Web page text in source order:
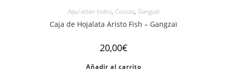
Aquí están todos, Cosicas, Gangzaï
Caja de Hojalata Aristo Fish – Gangzaï
20,00€
Añadir al carrito